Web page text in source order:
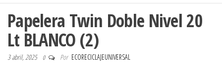
Papelera Twin Doble Nivel 20
Lt BLANCO (2)
3 abril, 2025 0 Por ECORECICLAJEUNIVERSAL